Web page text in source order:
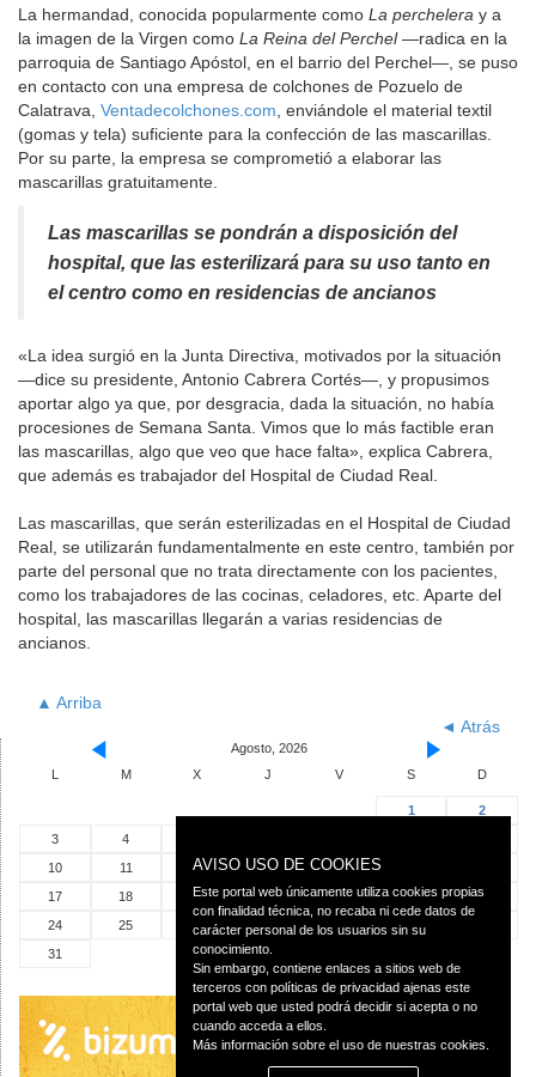
La hermandad, conocida popularmente como La perchelera y a
la imagen de la Virgen como La Reina del Perchel—radica en la
parroquia de Santiago Apóstol, en el barrio del Perchel—, se puso
en contacto con una empresa de colchones de Pozuelo de
Calatrava, Ventadecolchones.com , enviándole el material textil
(gomas y tela) suficiente para la confección de las mascarillas.
Por su parte, la empresa se comprometió a elaborar las
mascarillas gratuitamente.
Las mascarillas se pondrán a disposición del
hospital, que las esterilizará para su uso tanto en
el centro como en residencias de ancianos
«La idea surgió en la Junta Directiva, motivados por la situación
—dice su presidente, Antonio Cabrera Cortés—, y propusimos
aportar algo ya que, por desgracia, dada la situación, no había
procesiones de Semana Santa. Vimos que lo más factible eran
las mascarillas, algo que veo que hace falta», explica Cabrera,
que además es trabajador del Hospital de Ciudad Real.
Las mascarillas, que serán esterilizadas en el Hospital de Ciudad
Real, se utilizarán fundamentalmente en este centro, también por
parte del personal que no trata directamente con los pacientes,
como los trabajadores de las cocinas, celadores, etc. Aparte del
hospital, las mascarillas llegarán a varias residencias de
ancianos.
▲ Arriba
◄ Atrás
Agosto, 2026
L
M X J V S D
1
2
3
4
10
11 12 13 14
17
18 19 20 21 22
23
24
25 26 27 28 29
31
AVISO USO DE COOKIES
Este portal web únicamente utiliza cookies propias
con finalidad técnica, no recaba ni cede datos de
carácter personal de los usuarios sin su
conocimiento.
Sin embargo, contiene enlaces a sitios web de
terceros con políticas de privacidad ajenas este
portal web que usted podrá decidir si acepta o no
cuando acceda a ellos.
Más información sobre el uso de nuestras cookies.